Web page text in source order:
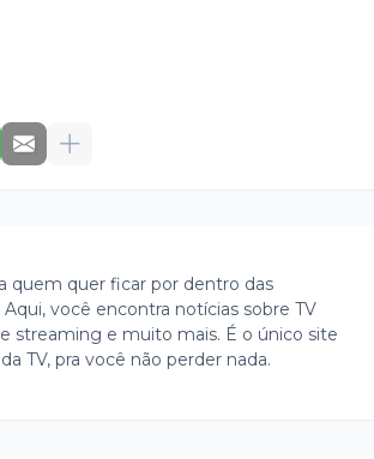
quem quer ficar por dentro das
você encontra notícias sobre TV
streaming e muito mais. É o único site
TV, pra você não perder nada.